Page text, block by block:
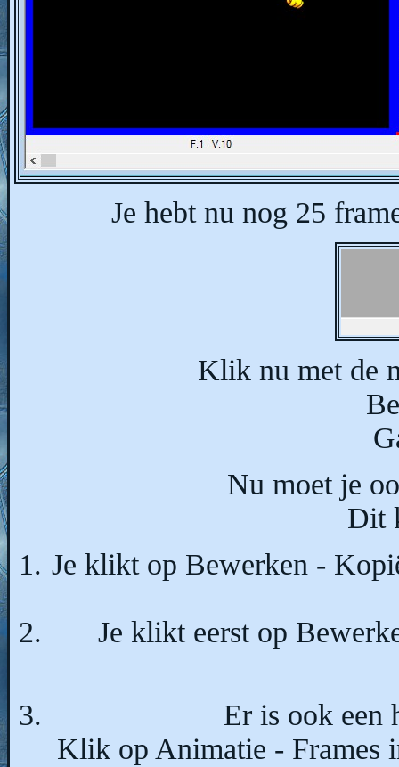
Je hebt nu nog 25
Klik nu met de
Nu moet je
Dit
Je klikt op Bewerken -
Je klikt eerst op
Er is ook een
Klik op Animatie - Frames